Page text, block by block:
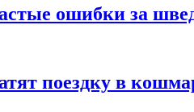
ошибки за
поездку в